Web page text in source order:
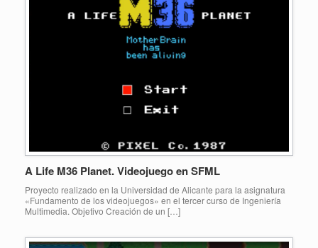
A Life M36 Planet. Videojuego en SFML
Proyecto realizado en la Universidad de Alicante para la asignatura
«Fundamento de los videojuegos» en el tercer curso de Ingeniería
Multimedia. Objetivo Creación de un […]